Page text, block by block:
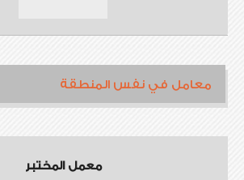
معامل في نفس المنطقة
معمل المختبر